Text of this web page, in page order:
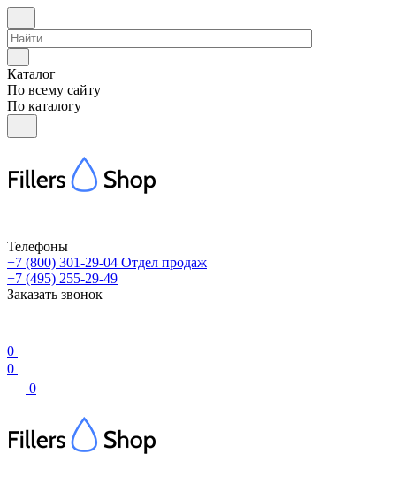
Каталог
По всему сайту
По каталогу
Телефоны
+7 (800) 301-29-04 Отдел продаж
+7 (495) 255-29-49
Заказать звонок
0
0
0